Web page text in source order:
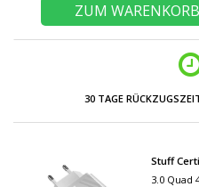
ZUM
30 TAGE
Stuff
3.0 Quad